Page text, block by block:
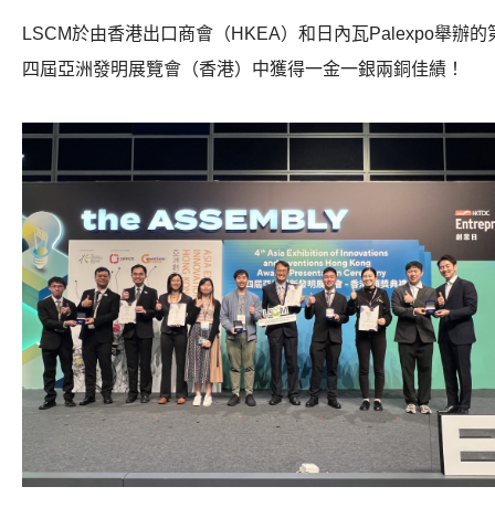
科技分享
會籍
LSCM於由香港出口商會（HKEA）和日內瓦Palexpo舉辦的
四屆亞洲發明展覽會（香港）中獲得一金一銀兩銅佳績！